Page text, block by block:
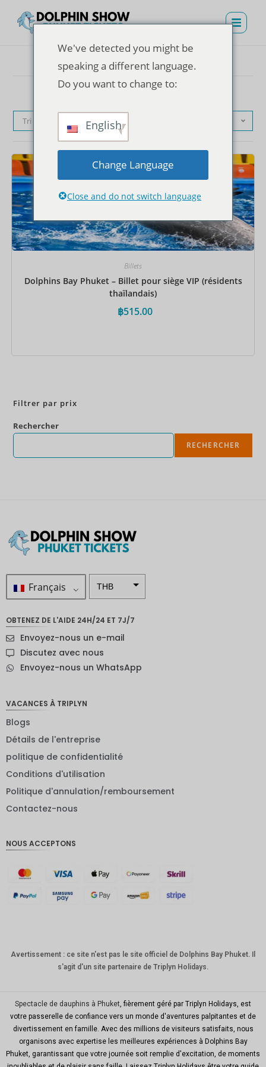
Tri par défaut
Billets
Dolphins Bay Phuket – Billet pour siège VIP (résidents
thaïlandais)
฿515.00
Filtrer par prix
Rechercher
RECHERCHER
Français THB
Dollar
zélandai
EUR
indienne
IDR
KRW
chinois
TWD
MYR
OBTENEZ DE L'AIDE 24H/24 ET 7J/7
Envoyez-nous un e-mail
Discutez avec nous
Envoyez-nous un WhatsApp
VACANCES À TRIPLYN
Blogs
Détails de l'entreprise
politique de confidentialité
Conditions d'utilisation
Politique d'annulation/remboursement
Contactez-nous
NOUS ACCEPTONS
Avertissement : ce site n'est pas le site officiel de Dolphins Bay Phuket. Il
s'agit d'un site partenaire de Triplyn Holidays.
Spectacle de dauphins à Phuket , fièrement géré par Triplyn Holidays, est
votre passerelle de confiance vers un monde d'aventures palpitantes et de
divertissement en famille. Avec des millions de visiteurs satisfaits, nous
organisons avec expertise les meilleures expériences à Dolphins Bay
Phuket, garantissant que votre journée soit remplie d'excitation, de moments
We've detected you might be
speaking a different language.
Do you want to change to:
English
Change Language
Close and do not switch language